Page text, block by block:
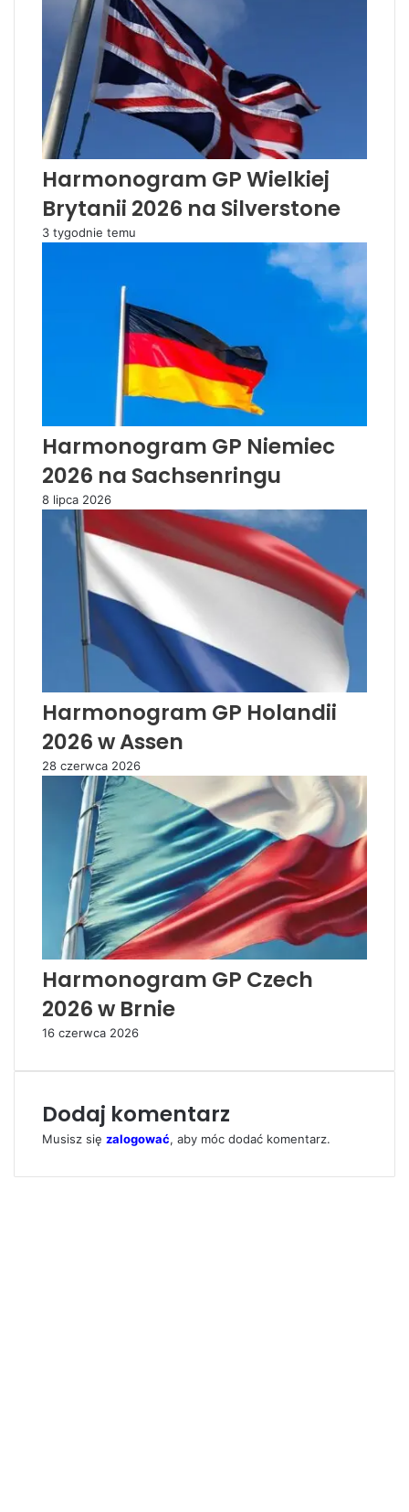
Harmonogram GP Wielkiej
Brytanii 2026 na Silverstone
3 tygodnie temu
Harmonogram GP Niemiec
2026 na Sachsenringu
8 lipca 2026
Harmonogram GP Holandii
2026 w Assen
28 czerwca 2026
Harmonogram GP Czech
2026 w Brnie
16 czerwca 2026
Dodaj komentarz
Musisz się zalogować, aby móc dodać komentarz.